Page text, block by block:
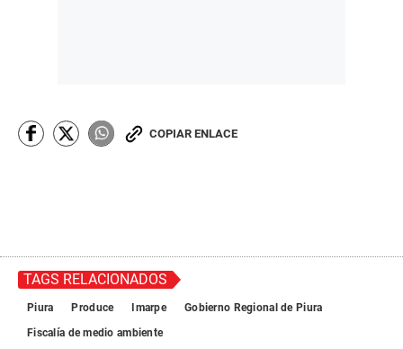
COPIAR ENLACE
TAGS RELACIONADOS
Piura Produce Imarpe
Gobierno Regional de Piura
Fiscalía de medio ambiente